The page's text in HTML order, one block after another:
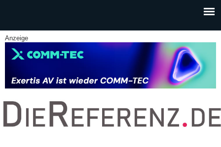
Anzeige